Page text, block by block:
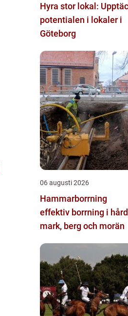
Hyra stor lokal:
potentialen i lokaler i
Göteborg
06 augusti 2026
Hammarborrning
effektiv borrning i hård
mark, berg och morän